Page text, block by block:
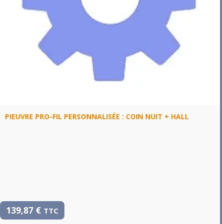
PIEUVRE PRO-FIL PERSONNALISÉE : COIN NUIT + HALL
139,87 € TTC